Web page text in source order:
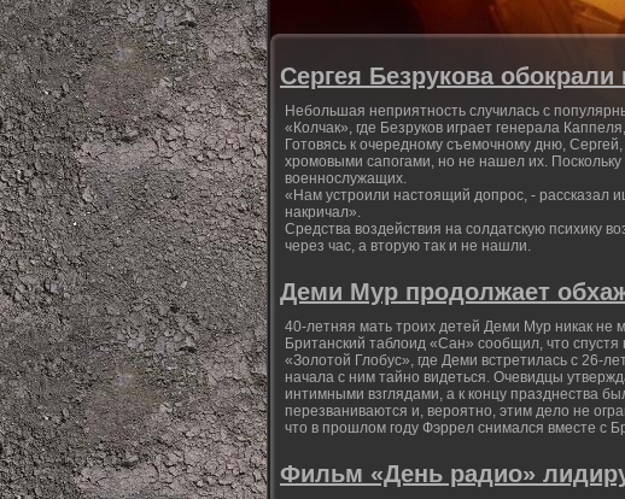
Сергея Безрукова
Небольшая неприятность случилась с
«Колчак», где Безруков играет генерала
Готовясь к очередному съемочному дню,
хромовыми сапогами, но не нашел их.
военнослужащих.
«Нам устроили настоящий допрос, - рассказал
накричал».
Средства воздействия на солдатскую психику
через час, а вторую так и не нашли.
Деми Мур продолжает
40-летняя мать троих детей Деми Мур никак не
Британский таблоид «Сан» сообщил, что
«Золотой Глобус», где Деми встретилась с
начала с ним тайно видеться. Очевидцы
интимными взглядами, а к концу празднества
перезваниваются и, вероятно, этим дело не
что в прошлом году Фэррел снимался вместе
Фильм «День радио»